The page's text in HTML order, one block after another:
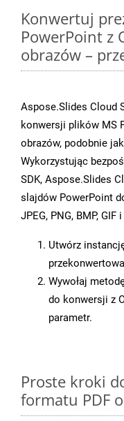
Konwertuj
PowerPoint z
obrazów –
Aspose.Slides Cloud
konwersji plików MS
obrazów, podobnie
Wykorzystując
SDK, Aspose.Slides
slajdów PowerPoint
JPEG, PNG, BMP, GIF i
Utwórz
Wywołaj
do konwersji z
parametr.
Proste kroki
formatu PDF